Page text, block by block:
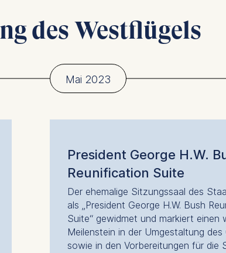
des Westflügels
Mai 2023
President George H.W.
Reunification Suite
Der ehemalige Sitzungssaal des
als „President George H.W. Bush
Suite“ gewidmet und markiert einen
Meilenstein in der Umgestaltung des
sowie in den Vorbereitungen für